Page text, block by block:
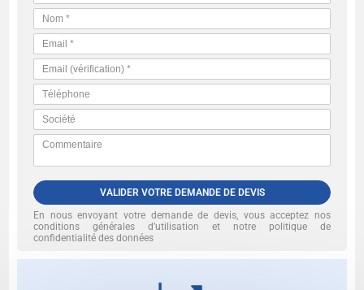
VALIDER VOTRE DEMANDE DE DEVIS
En nous envoyant votre demande de devis, vous acceptez nos
conditions générales d’utilisation et notre politique de
confidentialité des données